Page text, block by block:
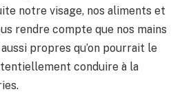
notre visage, nos aliments et
rendre compte que nos mains
propres qu’on pourrait le
conduire à la